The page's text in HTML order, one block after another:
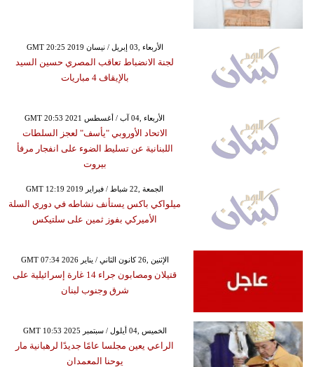
GMT 20:25 2019 الأربعاء ,03 إبريل / نيسان
لجنة الانضباط تعاقب المصري حسين السيد
بالإيقاف 4 مباريات
GMT 20:53 2021 الأربعاء ,04 آب / أغسطس
الاتحاد الأوروبي "يأسف" لعجز السلطات
اللبنانية عن تسليط الضوء على انفجار مرفأ
بيروت
GMT 12:19 2019 الجمعة ,22 شباط / فبراير
ميلواكي باكس يستأنف نشاطه في دوري السلة
الأميركي بفوز ثمين على سلتيكس
GMT 07:34 2026 الإثنين ,26 كانون الثاني / يناير
قتيلان ومصابون جراء 14 غارة إسرائيلية على
شرق وجنوب لبنان
GMT 10:53 2025 الخميس ,04 أيلول / سبتمبر
الراعي يعين مجلسا عامًا جديدًا لرهبانية مار
يوحنا المعمدان